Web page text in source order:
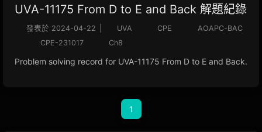
UVA-11175 From D to E and Back 解題紀錄
發表於 2024-04-22 UVA CPE
AOAPC-BAC
CPE-231017
Ch8
Problem solving record for UVA-11175 From D to E and Back.
1